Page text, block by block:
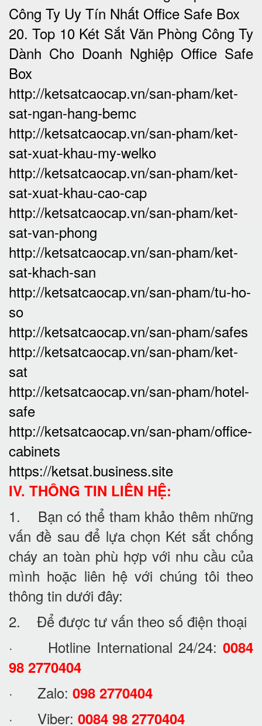
Công Ty Uy Tín Nhất Office Safe Box
20. Top 10 Két Sắt Văn Phòng Công Ty
Dành Cho Doanh Nghiệp Office Safe
Box
http://ketsatcaocap.vn/san-pham/ket-
sat-ngan-hang-bemc
http://ketsatcaocap.vn/san-pham/ket-
sat-xuat-khau-my-welko
http://ketsatcaocap.vn/san-pham/ket-
sat-xuat-khau-cao-cap
http://ketsatcaocap.vn/san-pham/ket-
sat-van-phong
http://ketsatcaocap.vn/san-pham/ket-
sat-khach-san
http://ketsatcaocap.vn/san-pham/tu-ho-
so
http://ketsatcaocap.vn/san-pham/safes
http://ketsatcaocap.vn/san-pham/ket-
sat
http://ketsatcaocap.vn/san-pham/hotel-
safe
http://ketsatcaocap.vn/san-pham/office-
cabinets
https://ketsat.business.site
IV. THÔNG TIN LIÊN HỆ:
1. Bạn có thể tham khảo thêm những
vấn đề sau để lựa chọn Két sắt chống
cháy an toàn phù hợp với nhu cầu của
mình hoặc liên hệ với chúng tôi theo
thông tin dưới đây:
2. Để được tư vấn theo số điện thoại
· Hotline International 24/24: 0084
98 2770404
· Zalo: 098 2770404
· Viber: 0084 98 2770404